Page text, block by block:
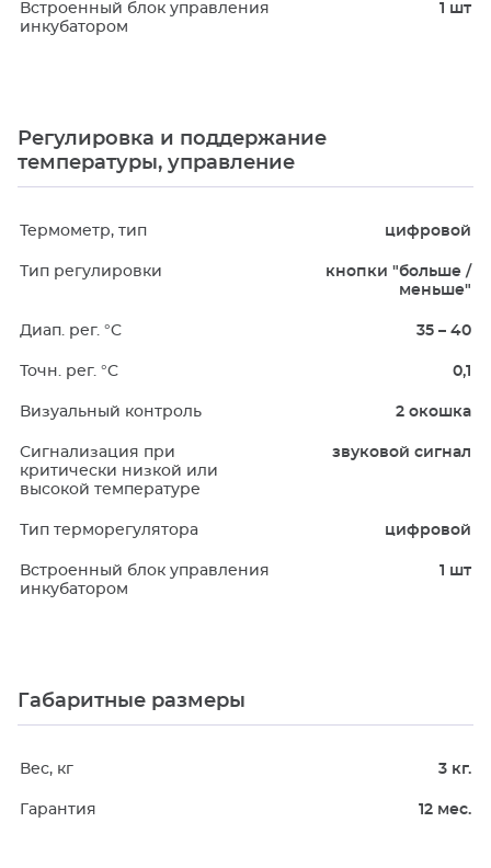
Встроенный блок управления
инкубатором
1 шт
Регулировка и поддержание
температуры, управление
Термометр, тип цифровой
Тип регулировки
кнопки "больше /
меньше"
Диап. рег. °C 35 – 40
Точн. рег. °C 0,1
Визуальный контроль 2 окошка
Сигнализация при
критически низкой или
высокой температуре
звуковой сигнал
Тип терморегулятора цифровой
Встроенный блок управления
инкубатором
1 шт
Габаритные размеры
Вес, кг 3 кг.
Гарантия 12 мес.